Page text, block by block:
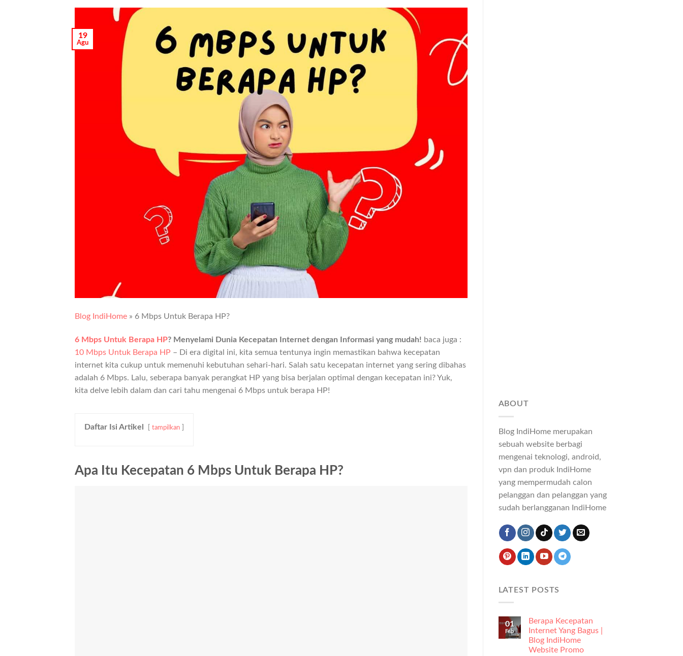
19
Agu
Blog IndiHome » 6 Mbps Untuk Berapa HP?
6 Mbps Untuk Berapa HP? Menyelami Dunia Kecepatan Internet dengan Informasi yang mudah! baca juga :
10 Mbps Untuk Berapa HP – Di era digital ini, kita semua tentunya ingin memastikan bahwa kecepatan
internet kita cukup untuk memenuhi kebutuhan sehari-hari. Salah satu kecepatan internet yang sering dibahas
adalah 6 Mbps. Lalu, seberapa banyak perangkat HP yang bisa berjalan optimal dengan kecepatan ini? Yuk,
kita delve lebih dalam dan cari tahu mengenai 6 Mbps untuk berapa HP!
Daftar Isi Artikel tampilkan
Apa Itu Kecepatan 6 Mbps Untuk Berapa HP?
ABOUT
Blog IndiHome merupakan
sebuah website berbagi
mengenai teknologi, android,
vpn dan produk IndiHome
yang mempermudah calon
pelanggan dan pelanggan yang
sudah berlangganan IndiHome
LATEST POSTS
01
Feb
Berapa Kecepatan
Internet Yang Bagus |
Blog IndiHome
Website Promo